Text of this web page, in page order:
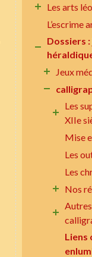
Les arts
L’escrime
Dossiers
Jeux
Les
XIIe
Mise
Les
Les
Nos
Liens